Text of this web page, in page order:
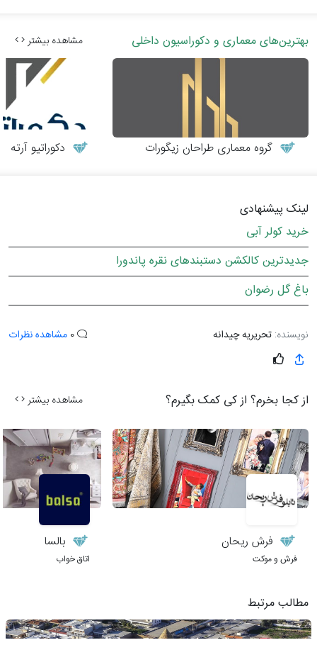
بهترین‌های معماری و دکوراسیون داخلی مشاهده بیشتر
گروه معماری طراحان زیگورات دکوراتیو آرته
لینک پیشنهادی
خرید کولر آبی
جدیدترین کالکشن دستبندهای نقره پاندورا
باغ گل رضوان
نویسنده: تحریریه چیدانه مشاهده نظرات
از کجا بخرم؟ از کی کمک بگیرم؟ مشاهده بیشتر
فرش ریحان
فرش و موکت
بالسا
اتاق خواب
مطالب مرتبط